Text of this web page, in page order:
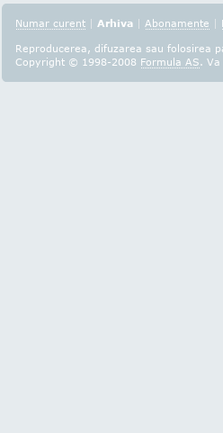
Numar curent | Arhiva | Abonamente |
Reproducerea, difuzarea sau folosirea
Copyright © 1998-2008 Formula AS.